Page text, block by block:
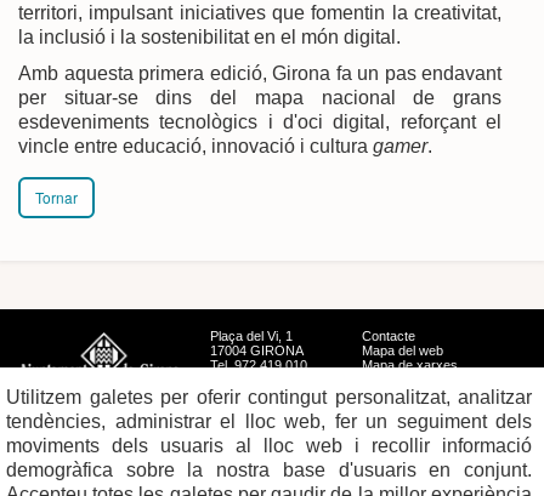
territori, impulsant iniciatives que fomentin la creativitat,
la inclusió i la sostenibilitat en el món digital.
Amb aquesta primera edició, Girona fa un pas endavant
per situar-se dins del mapa nacional de grans
esdeveniments tecnològics i d'oci digital, reforçant el
vincle entre educació, innovació i cultura gamer.
Tornar
Plaça del Vi, 1
17004 GIRONA
Tel. 972 419 010
Contacte
Mapa del web
Mapa de xarxes
Utilitzem galetes per oferir contingut personalitzat, analitzar
tendències, administrar el lloc web, fer un seguiment dels
moviments dels usuaris al lloc web i recollir informació
demogràfica sobre la nostra base d'usuaris en conjunt.